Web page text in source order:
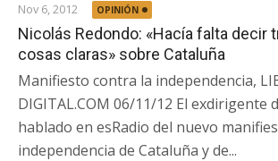
Nov 6, 2012 OPINIÓN
Nicolás Redondo: «Hacía falta decir
cosas claras» sobre Cataluña
Manifiesto contra la independencia,
DIGITAL.COM 06/11/12 El exdirigente
hablado en esRadio del nuevo
independencia de Cataluña y de...